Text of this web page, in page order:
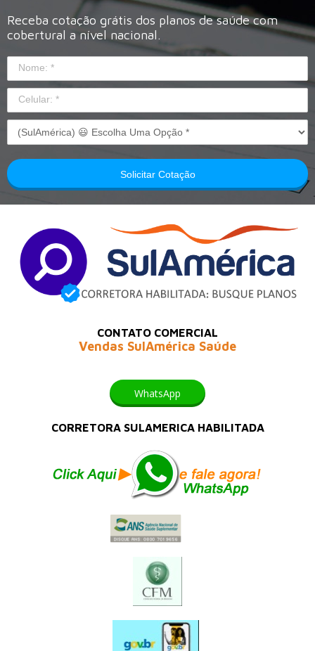
Receba cotação grátis dos planos de saúde com
cobertural a nível nacional.
Solicitar Cotação
CONTATO COMERCIAL
Vendas SulAmérica Saúde
WhatsApp
CORRETORA SULAMERICA HABILITADA